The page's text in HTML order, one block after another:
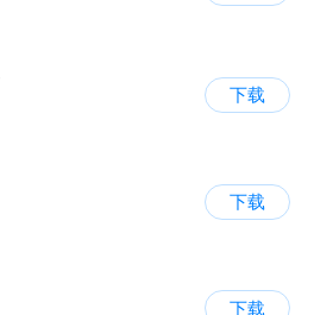
下载
下载
下载